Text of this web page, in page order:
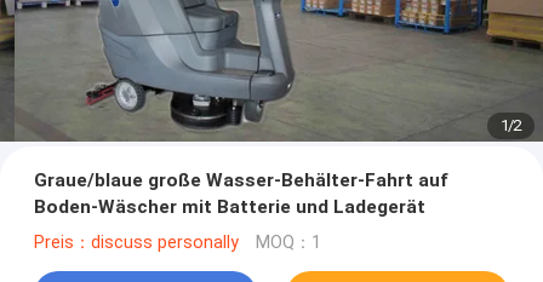
1/2
Graue/blaue große Wasser-Behälter-Fahrt auf
Boden-Wäscher mit Batterie und Ladegerät
Preis：discuss personally MOQ：1